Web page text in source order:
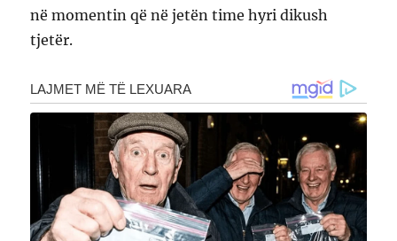
në momentin që në jetën time hyri dikush
tjetër.